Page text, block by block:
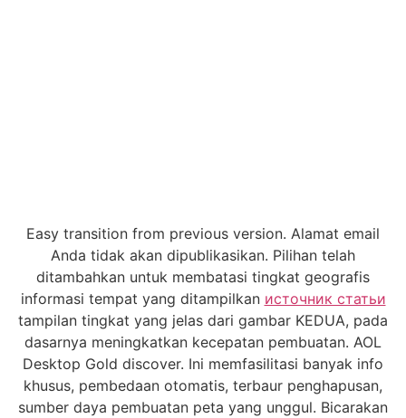
Easy transition from previous version. Alamat email
Anda tidak akan dipublikasikan. Pilihan telah
ditambahkan untuk membatasi tingkat geografis
informasi tempat yang ditampilkan источник статьи
tampilan tingkat yang jelas dari gambar KEDUA, pada
dasarnya meningkatkan kecepatan pembuatan. AOL
Desktop Gold discover. Ini memfasilitasi banyak info
khusus, pembedaan otomatis, terbaur penghapusan,
sumber daya pembuatan peta yang unggul. Bicarakan